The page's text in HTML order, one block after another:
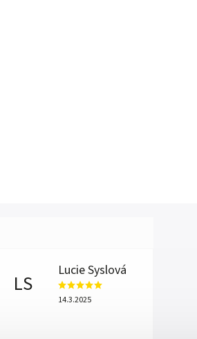
LS
Lucie Syslová
14.3.2025